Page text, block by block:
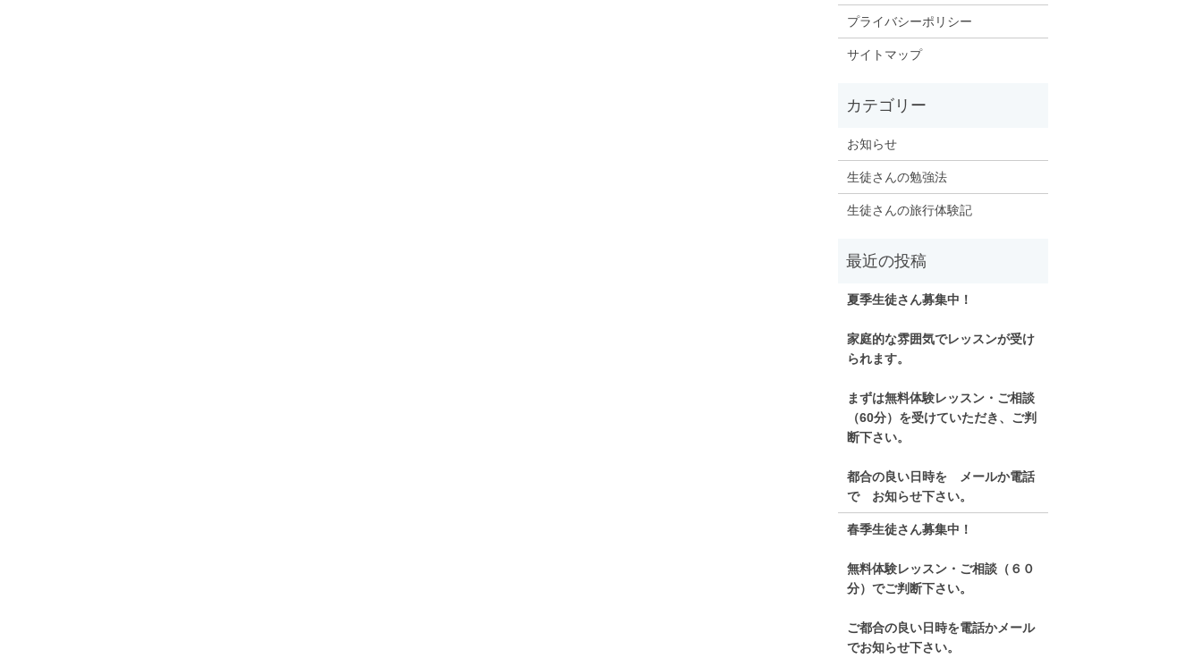
プライバシーポリシー
サイトマップ
お知らせ
生徒さんの勉強法
生徒さんの旅行体験記
夏季生徒さん募集中！
家庭的な雰囲気でレッスンが受け
られます。
まずは無料体験レッスン・ご相談
（60分）を受けていただき、ご判
断下さい。
都合の良い日時を メールか電話
で お知らせ下さい。
春季生徒さん募集中！
無料体験レッスン・ご相談（６０
分）でご判断下さい。
ご都合の良い日時を電話かメール
でお知らせ下さい。